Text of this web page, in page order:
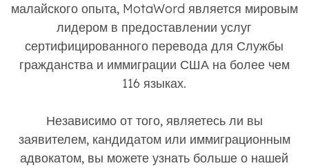
малайского опыта, MotaWord является мировым
лидером в предоставлении услуг
сертифицированного перевода для Службы
гражданства и иммиграции США на более чем
116 языках.
Независимо от того, являетесь ли вы
заявителем, кандидатом или иммиграционным
адвокатом, вы можете узнать больше о нашей